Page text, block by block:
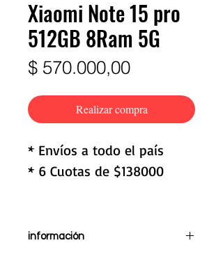
Xiaomi Note 15 pro
512GB 8Ram 5G
$ 570.000,00Precio
Realizar compra
* Envíos a todo el país
* 6 Cuotas de $138000
información